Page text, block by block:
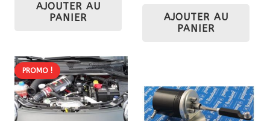
était :
326,70 €.
294,03 €.
AJOUTER AU
PANIER
AJOUTER AU
PANIER
PROMO !